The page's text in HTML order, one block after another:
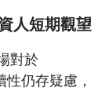
人短期觀望
對於
仍存疑慮，